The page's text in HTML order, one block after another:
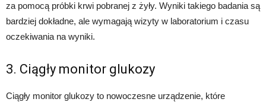
za pomocą próbki krwi pobranej z żyły. Wyniki takiego badania są
bardziej dokładne, ale wymagają wizyty w laboratorium i czasu
oczekiwania na wyniki.
3. Ciągły monitor glukozy
Ciągły monitor glukozy to nowoczesne urządzenie, które